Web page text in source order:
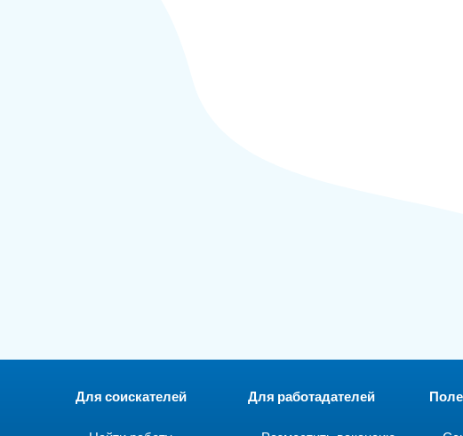
Для соискателей Для работадателей